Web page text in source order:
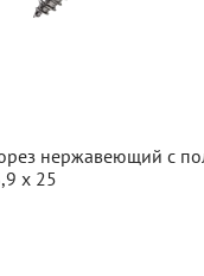
нержавеющий с
x 25